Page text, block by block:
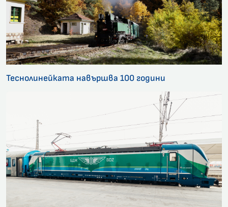
Теснолинейката навършва 100 години